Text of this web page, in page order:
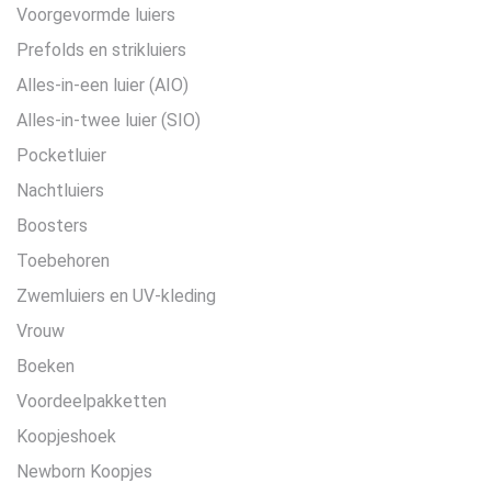
Voorgevormde luiers
Prefolds en strikluiers
Alles-in-een luier (AIO)
Alles-in-twee luier (SIO)
Pocketluier
Nachtluiers
Boosters
Toebehoren
Zwemluiers en UV-kleding
Vrouw
Boeken
Voordeelpakketten
Koopjeshoek
Newborn Koopjes